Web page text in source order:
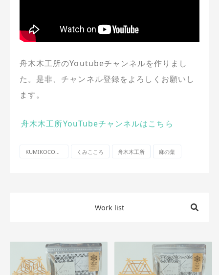
舟木木工所のYoutubeチャンネルを作りまし
た。是非、チャンネル登録をよろしくお願いし
ます。
舟木木工所YouTubeチャンネルはこちら
KUMIKOCORO くみこころ 舟木木工所 麻の葉
Work list